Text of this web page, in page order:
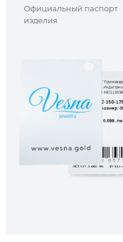
Официальный паспорт
изделия